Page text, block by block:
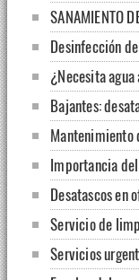
SANAMIENTO
Desinfección
¿Necesita
Bajantes:
Mantenimiento
Importancia
Desatascos en
Servicio de
Servicios